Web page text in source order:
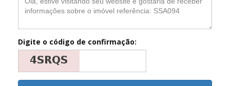
Digite o código de confirmação: